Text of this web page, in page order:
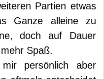
Partien etwas
Ganze alleine zu
doch auf Dauer
Spaß.
persönlich aber